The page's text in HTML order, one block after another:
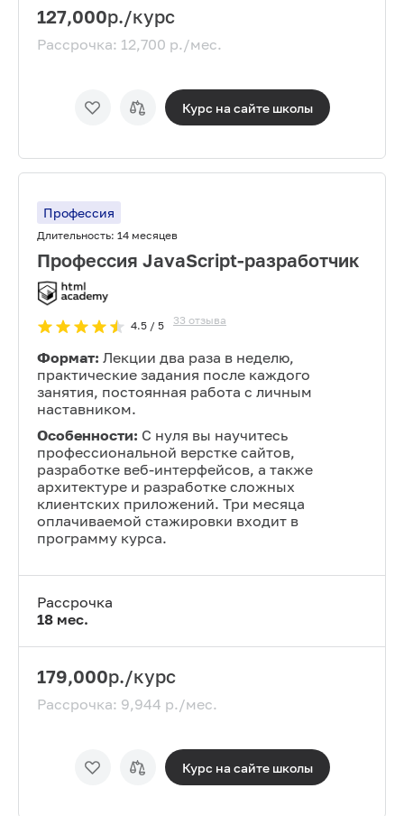
127,000р./курс
Рассрочка: 12,700 р./мес.
Курс на сайте школы
Профессия
Длительность: 14 месяцев
Профессия JavaScript-разработчик
4.5/ 5 33 отзыва
Формат: Лекции два раза в неделю,
практические задания после каждого
занятия, постоянная работа с личным
наставником.
Особенности: С нуля вы научитесь
профессиональной верстке сайтов,
разработке веб-интерфейсов, а также
архитектуре и разработке сложных
клиентских приложений. Три месяца
оплачиваемой стажировки входит в
программу курса.
Рассрочка
18 мес.
179,000р./курс
Рассрочка: 9,944 р./мес.
Курс на сайте школы